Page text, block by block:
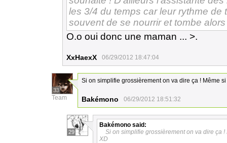
les 3/4 du temps car leur rythme
souvent de se nourrir et tombe
O.o oui donc une maman ... >.
XxHaexX 06/29/2012 18:47:04
33
Team
Si on simplifie grossièrement on va dire ça ! Même
Bakémono 06/29/2012 18:51:32
29
Bakémono said:
Si on simplifie grossièrement on va dire ça
XD